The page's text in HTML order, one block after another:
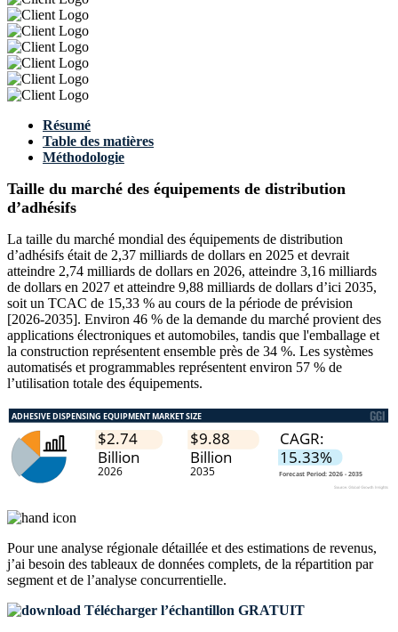
Résumé
Table des matières
Méthodologie
Taille du marché des équipements de distribution
d’adhésifs
La taille du marché mondial des équipements de distribution
d’adhésifs était de 2,37 milliards de dollars en 2025 et devrait
atteindre 2,74 milliards de dollars en 2026, atteindre 3,16 milliards
de dollars en 2027 et atteindre 9,88 milliards de dollars d’ici 2035,
soit un TCAC de 15,33 % au cours de la période de prévision
[2026-2035]. Environ 46 % de la demande du marché provient des
applications électroniques et automobiles, tandis que l'emballage et
la construction représentent ensemble près de 34 %. Les systèmes
automatisés et programmables représentent environ 57 % de
l’utilisation totale des équipements.
Pour une analyse régionale détaillée et des estimations de revenus,
j’ai besoin des tableaux de données complets, de la répartition par
segment et de l’analyse concurrentielle.
Télécharger l’échantillon GRATUIT